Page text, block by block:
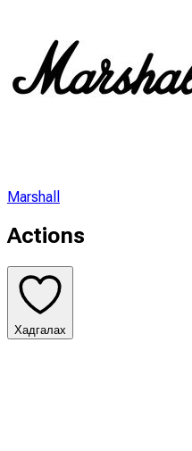
Marshall
Actions
Хадгалах